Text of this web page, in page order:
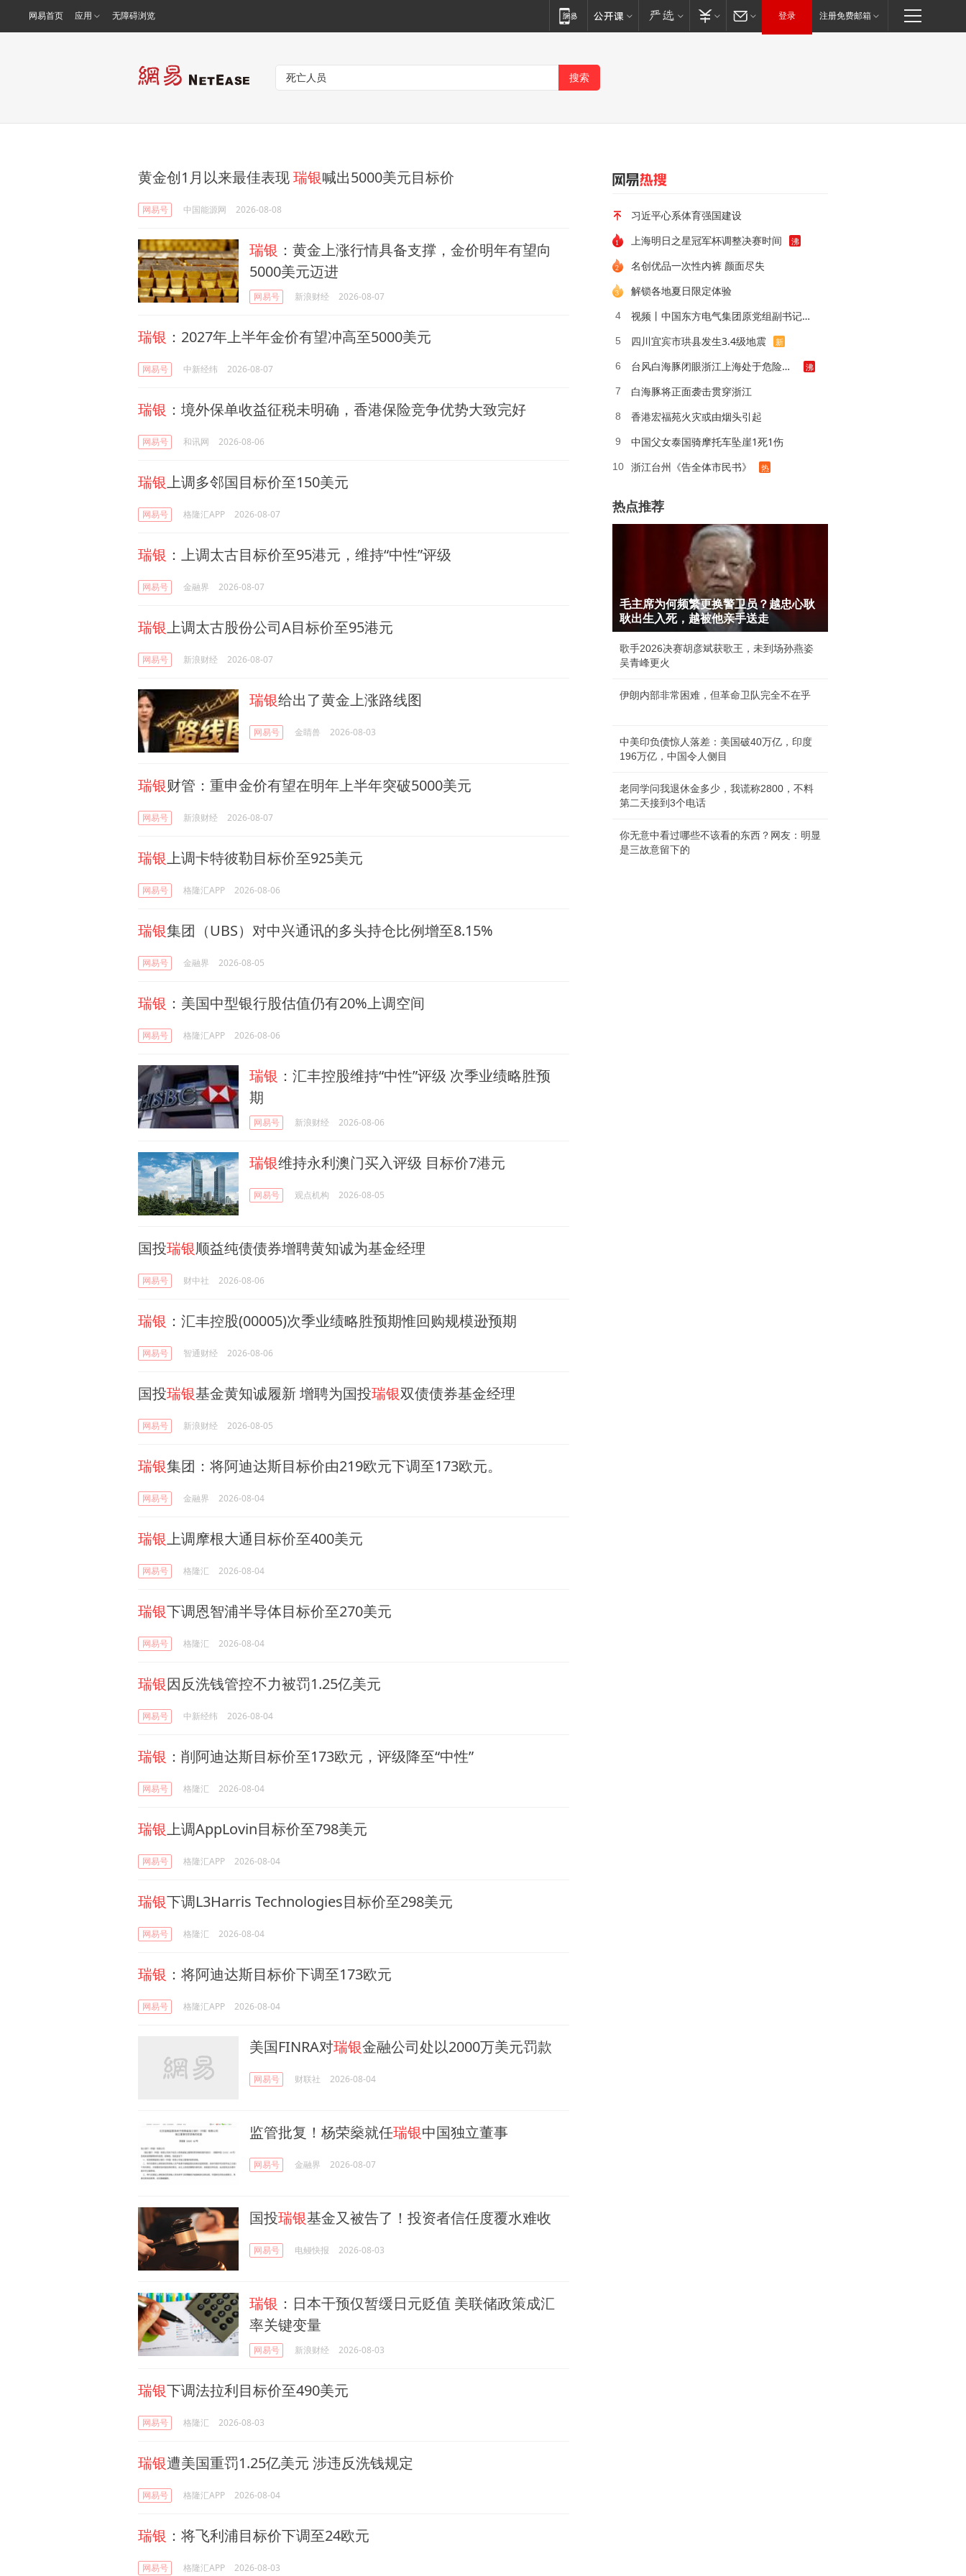
网易首页 应用 无障碍浏览 登录 注册免费邮箱
黄金创1月以来最佳表现瑞银喊出5000美元目标价
网易号 中国能源网 2026-08-08
瑞银 ：黄金上涨行情具备支撑，金价明年有望向
5000美元迈进
网易号 新浪财经 2026-08-07
瑞银 ：2027年上半年金价有望冲高至5000美元
网易号 中新经纬 2026-08-07
瑞银 ：境外保单收益征税未明确，香港保险竞争优势大致完好
网易号 和讯网 2026-08-06
瑞银上调多邻国目标价至150美元
网易号 格隆汇APP 2026-08-07
瑞银 ：上调太古目标价至95港元，维持“中性”评级
网易号 金融界 2026-08-07
瑞银上调太古股份公司A目标价至95港元
网易号 新浪财经 2026-08-07
瑞银给出了黄金上涨路线图
网易号 金睛兽 2026-08-03
瑞银财管：重申金价有望在明年上半年突破5000美元
网易号 新浪财经 2026-08-07
瑞银上调卡特彼勒目标价至925美元
网易号 格隆汇APP 2026-08-06
瑞银集团（UBS）对中兴通讯的多头持仓比例增至8.15%
网易号 金融界 2026-08-05
瑞银 ：美国中型银行股估值仍有20%上调空间
网易号 格隆汇APP 2026-08-06
瑞银 ：汇丰控股维持“中性”评级 次季业绩略胜预
期
网易号 新浪财经 2026-08-06
瑞银维持永利澳门买入评级 目标价7港元
网易号 观点机构 2026-08-05
国投瑞银顺益纯债债券增聘黄知诚为基金经理
网易号 财中社 2026-08-06
瑞银 ：汇丰控股(00005)次季业绩略胜预期惟回购规模逊预期
网易号 智通财经 2026-08-06
国投瑞银基金黄知诚履新 增聘为国投瑞银双债债券基金经理
网易号 新浪财经 2026-08-05
瑞银集团：将阿迪达斯目标价由219欧元下调至173欧元。
网易号 金融界 2026-08-04
瑞银上调摩根大通目标价至400美元
网易号 格隆汇 2026-08-04
瑞银下调恩智浦半导体目标价至270美元
网易号 格隆汇 2026-08-04
瑞银因反洗钱管控不力被罚1.25亿美元
网易号 中新经纬 2026-08-04
瑞银 ：削阿迪达斯目标价至173欧元，评级降至“中性”
网易号 格隆汇 2026-08-04
瑞银上调AppLovin目标价至798美元
网易号 格隆汇APP 2026-08-04
瑞银下调L3Harris Technologies目标价至298美元
网易号 格隆汇 2026-08-04
瑞银 ：将阿迪达斯目标价下调至173欧元
网易号 格隆汇APP 2026-08-04
美国FINRA对瑞银金融公司处以2000万美元罚款
网易号 财联社 2026-08-04
监管批复！杨荣燊就任瑞银中国独立董事
网易号 金融界 2026-08-07
国投瑞银基金又被告了！投资者信任度覆水难收
网易号 电鳗快报 2026-08-03
瑞银 ：日本干预仅暂缓日元贬值 美联储政策成汇
率关键变量
网易号 新浪财经 2026-08-03
瑞银下调法拉利目标价至490美元
网易号 格隆汇 2026-08-03
瑞银遭美国重罚1.25亿美元 涉违反洗钱规定
网易号 格隆汇APP 2026-08-04
瑞银 ：将飞利浦目标价下调至24欧元
网易号 格隆汇APP 2026-08-03
习近平心系体育强国建设
上海明日之星冠军杯调整决赛时间 沸
2
名创优品一次性内裤 颜面尽失
3
解锁各地夏日限定体验
4 视频丨中国东方电气集团原党组副书记、董事宋致远被查
5 四川宜宾市珙县发生3.4级地震 新
6 台风白海豚闭眼浙江上海处于危险半圆 沸
7 白海豚将正面袭击贯穿浙江
8 香港宏福苑火灾或由烟头引起
9 中国父女泰国骑摩托车坠崖1死1伤
10 浙江台州《告全体市民书》 热
热点推荐
毛主席为何频繁更换警卫员？越忠心耿
耿出生入死，越被他亲手送走
歌手2026决赛胡彦斌获歌王，未到场孙燕姿
吴青峰更火
伊朗内部非常困难，但革命卫队完全不在乎
中美印负债惊人落差：美国破40万亿，印度
196万亿，中国令人侧目
老同学问我退休金多少，我谎称2800，不料
第二天接到3个电话
你无意中看过哪些不该看的东西？网友：明显
是三故意留下的